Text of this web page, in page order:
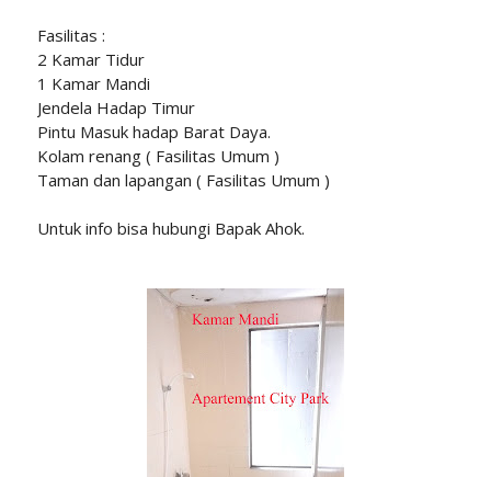
Fasilitas :
2 Kamar Tidur
1 Kamar Mandi
Jendela Hadap Timur
Pintu Masuk hadap Barat Daya.
Kolam renang ( Fasilitas Umum )
Taman dan lapangan ( Fasilitas Umum )
Untuk info bisa hubungi Bapak Ahok.